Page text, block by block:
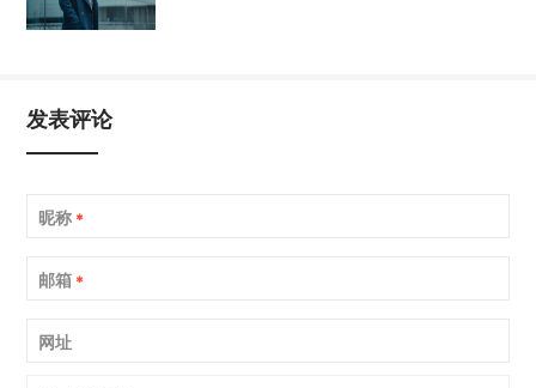
发表评论
昵称 *
邮箱 *
网址